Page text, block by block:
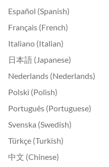
Español (Spanish)
Français (French)
Italiano (Italian)
日本語 (Japanese)
Nederlands (Nederlands)
Polski (Polish)
Português (Portuguese)
Svenska (Swedish)
Türkçe (Turkish)
中文 (Chinese)